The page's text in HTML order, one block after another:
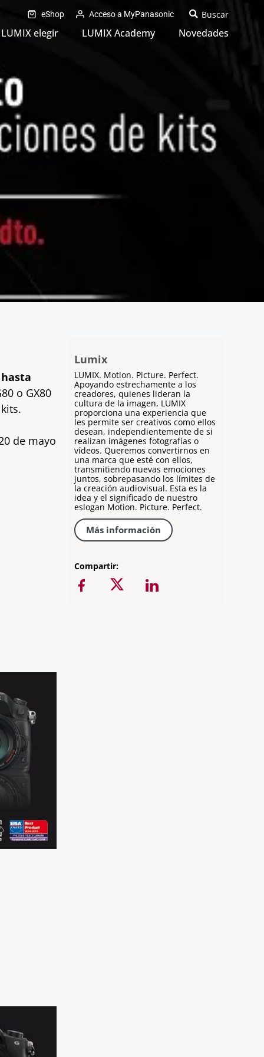
eShop Acceso a MyPanasonic
elegir LUMIX Academy Novedades
o GX80
de mayo
Lumix
LUMIX. Motion. Picture. Perfect.
Apoyando estrechamente a los
creadores, quienes lideran la
cultura de la imagen, LUMIX
proporciona una experiencia que
les permite ser creativos como ellos
desean, independientemente de si
realizan imágenes fotografías o
vídeos. Queremos convertirnos en
una marca que esté con ellos,
transmitiendo nuevas emociones
juntos, sobrepasando los límites de
la creación audiovisual. Esta es la
idea y el significado de nuestro
eslogan Motion. Picture. Perfect.
Más información
Compartir: